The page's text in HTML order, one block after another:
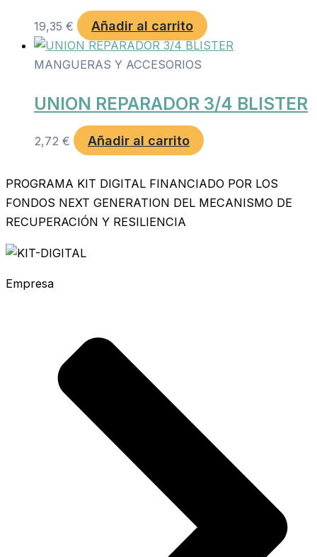
19,35 € Añadir al carrito
MANGUERAS Y ACCESORIOS
UNION REPARADOR 3/4 BLISTER
2,72 € Añadir al carrito
PROGRAMA KIT DIGITAL FINANCIADO POR LOS
FONDOS NEXT GENERATION DEL MECANISMO DE
RECUPERACIÓN Y RESILIENCIA
Empresa